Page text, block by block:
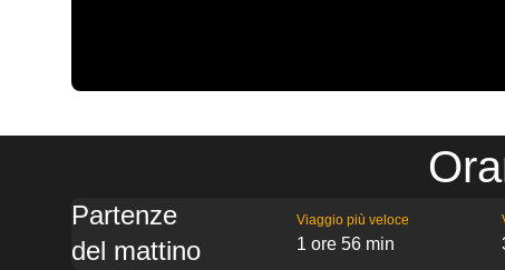
Partenze
del mattino
Viaggio più veloce
1 ore 56 min